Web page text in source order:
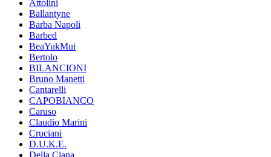
Attolini
Ballantyne
Barba Napoli
Barbed
BeaYukMui
Bertolo
BILANCIONI
Bruno Manetti
Cantarelli
CAPOBIANCO
Caruso
Claudio Marini
Cruciani
D.U.K.E.
Della Ciana